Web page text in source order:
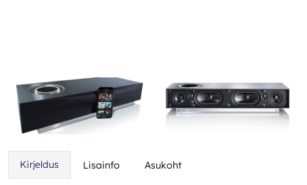
Kirjeldus Lisainfo Asukoht